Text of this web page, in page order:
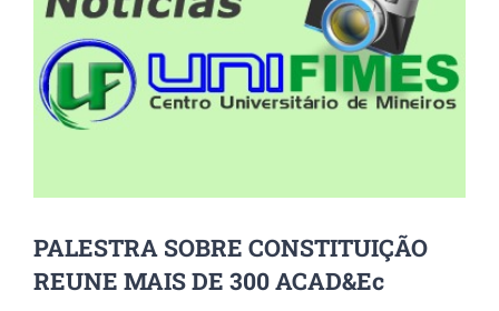
PALESTRA SOBRE CONSTITUIÇÃO
REUNE MAIS DE 300 ACAD&Ec